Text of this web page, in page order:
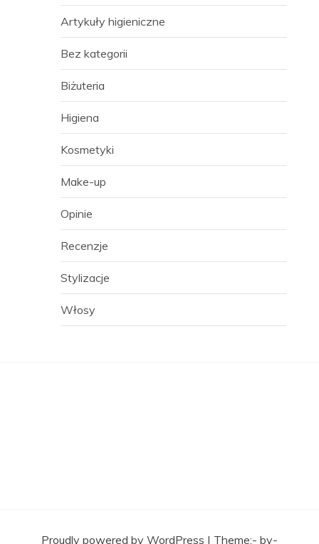
Artykuły higieniczne
Bez kategorii
Biżuteria
Higiena
Kosmetyki
Make-up
Opinie
Recenzje
Stylizacje
Włosy
Proudly powered by WordPress | Theme:- by-